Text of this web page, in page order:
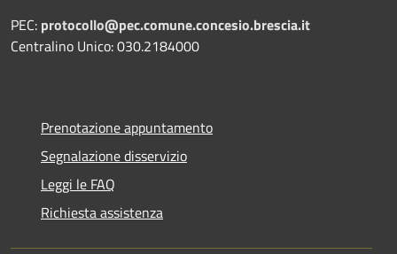
PEC: protocollo@pec.comune.concesio.brescia.it
Centralino Unico: 030.2184000
Prenotazione appuntamento
Segnalazione disservizio
Leggi le FAQ
Richiesta assistenza